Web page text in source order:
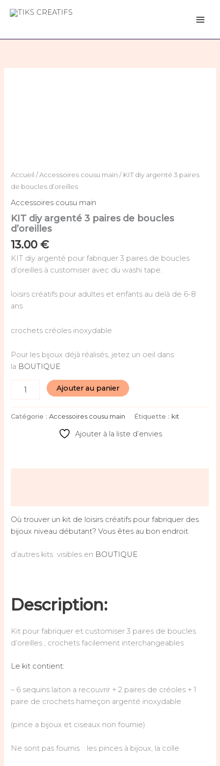
Accueil /Accessoires cousu main / KIT diy argenté 3 paires
de boucles d’oreilles
Accessoires cousu main
KIT diy argenté 3 paires de boucles
d’oreilles
13.00€
KIT diy argenté pour fabriquer 3 paires de boucles
d’oreilles à customiser avec du washi tape.
loisirs créatifs pour adultes et enfants au delà de 6-8
ans
crochets créoles inoxydable
Pour les bijoux déjà réalisés, jetez un oeil dans
la BOUTIQUE
Ajouter au panier
Catégorie :Accessoires cousu main Étiquette : kit
Ajouter à la liste d’envies
Où trouver un kit de loisirs créatifs pour fabriquer des
bijoux niveau débutant?Vous êtes au bon endroit.
d’autres kits visibles en BOUTIQUE
Description:
Kit pour fabriquer et customiser 3 paires de boucles
d’oreilles , crochets facilement interchangeables
Le kit contient:
– 6 sequins laiton a recouvrir + 2 paires de créoles + 1
paire de crochets hameçon argenté inoxydable
(pince a bijoux et ciseaux non fournie)
Ne sont pas fournis : les pinces à bijoux, la colle
argenté